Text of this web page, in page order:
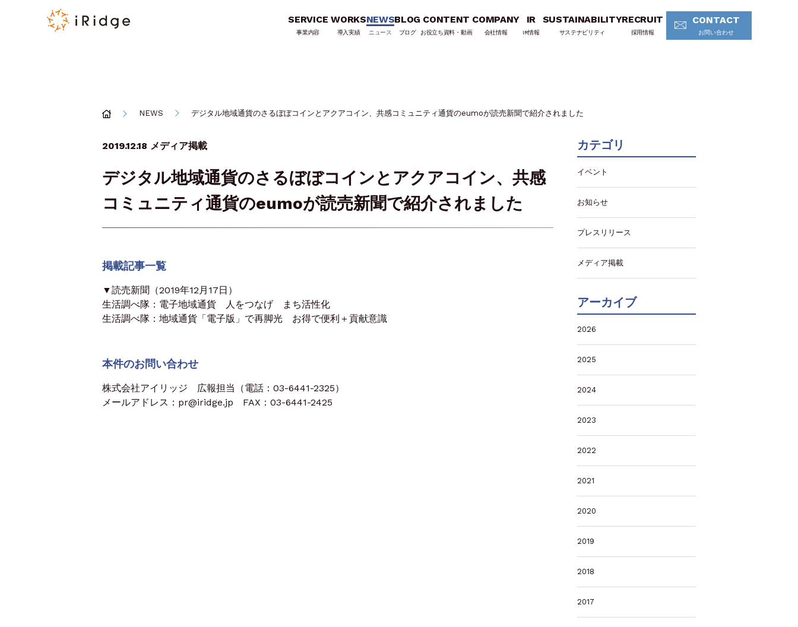
SERVICE
事業内容
WORKS
導入実績
NEWS
ニュース
BLOG
ブログ
CONTENT
お役立ち資料・動画
COMPANY
会社情報
IR
IR情報
SUSTAINABILITY
サステナビリティ
RECRUIT
採用情報
CONTACT
お問い合わせ
NEWS デジタル地域通貨のさるぼぼコインとアクアコイン、共感コミュニティ通貨のeumoが読売新聞で紹介されました
2019.12.18 メディア掲載
デジタル地域通貨のさるぼぼコインとアクアコイン、共感
コミュニティ通貨のeumoが読売新聞で紹介されました
掲載記事一覧
▼読売新聞（2019年12月17日）
生活調べ隊：電子地域通貨 人をつなげ まち活性化
生活調べ隊：地域通貨「電子版」で再脚光 お得で便利＋貢献意識
本件のお問い合わせ
株式会社アイリッジ 広報担当（電話：03-6441-2325）
メールアドレス：pr@iridge.jp FAX：03-6441-2425
カテゴリ
イベント
お知らせ
プレスリリース
メディア掲載
アーカイブ
2026
2025
2024
2023
2022
2021
2020
2019
2018
2017